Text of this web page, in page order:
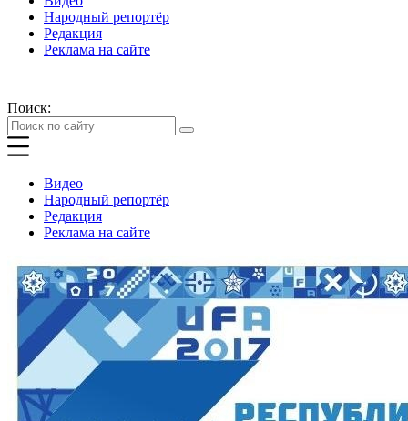
Народный репортёр
Редакция
Реклама на сайте
Поиск:
Видео
Народный репортёр
Редакция
Реклама на сайте